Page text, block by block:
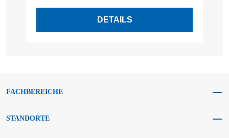
DETAILS
FACHBEREICHE
STANDORTE